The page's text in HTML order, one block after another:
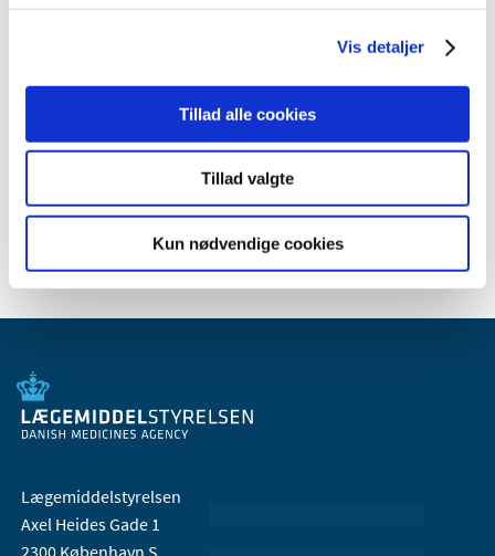
Vis detaljer
Tillad alle cookies
Tillad valgte
Kun nødvendige cookies
2007 (3)
2005 (2)
Lægemiddelstyrelsen
Axel Heides Gade 1